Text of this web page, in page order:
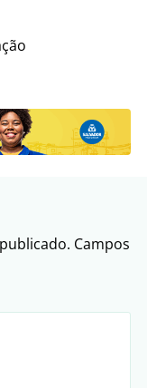
Campos